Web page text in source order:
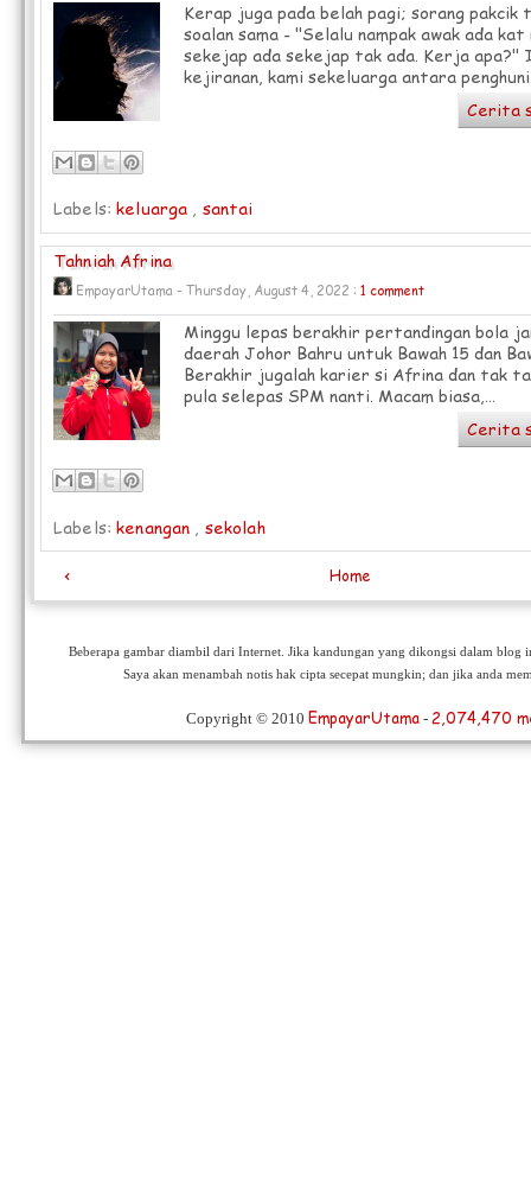
Kerap juga pada belah pagi; sorang pakcik
soalan sama - "Selalu nampak awak ada kat
sekejap ada sekejap tak ada. Kerja apa?"
kejiranan, kami sekeluarga antara
Cerita
Labels:keluarga , santai
Tahniah Afrina
EmpayarUtama - Thursday, August 4, 2022 : 1 comment
Minggu lepas berakhir pertandingan bola
daerah Johor Bahru untuk Bawah 15 dan
Berakhir jugalah karier si Afrina dan tak
pula selepas SPM nanti. Macam biasa,...
Cerita
Labels:kenangan , sekolah
‹
Home
View web version
Beberapa gambar diambil dari Internet. Jika kandungan yang dikongsi dalam
Saya akan menambah notis hak cipta secepat mungkin; dan jika anda
Copyright © 2010 EmpayarUtama- 2,074,470